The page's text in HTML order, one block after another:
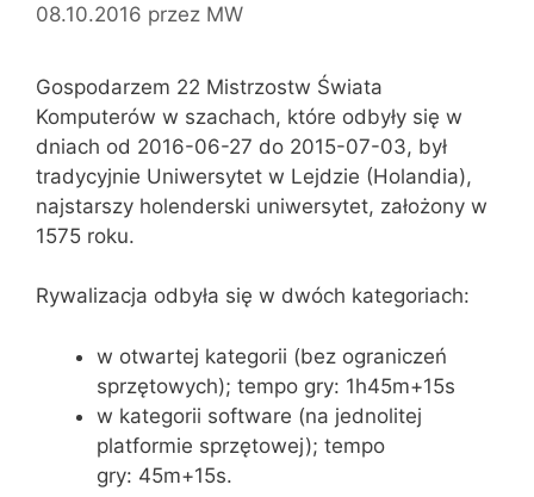
08.10.2016 przez MW
Gospodarzem 22 Mistrzostw Świata
Komputerów w szachach, które odbyły się w
dniach od 2016-06-27 do 2015-07-03, był
tradycyjnie Uniwersytet w Lejdzie (Holandia),
najstarszy holenderski uniwersytet, założony w
1575 roku.
Rywalizacja odbyła się w dwóch kategoriach:
w otwartej kategorii (bez ograniczeń
sprzętowych); tempo gry: 1h45m+15s
w kategorii software (na jednolitej
platformie sprzętowej); tempo
gry: 45m+15s.